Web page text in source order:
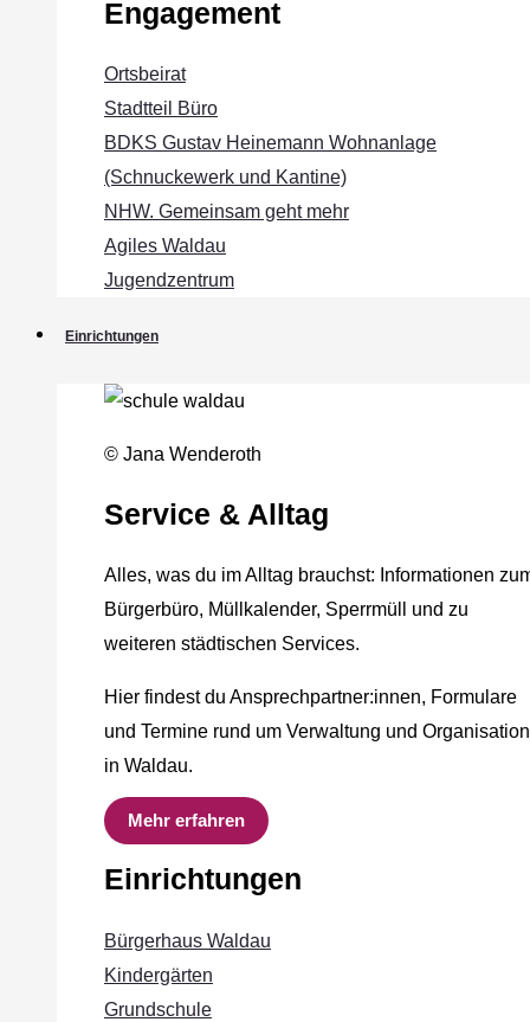
Engagement
Ortsbeirat
Stadtteil Büro
BDKS Gustav Heinemann Wohnanlage
(Schnuckewerk und Kantine)
NHW. Gemeinsam geht mehr
Agiles Waldau
Jugendzentrum
Einrichtungen
© Jana Wenderoth
Service & Alltag
Alles, was du im Alltag brauchst: Informationen
Bürgerbüro, Müllkalender, Sperrmüll und zu
weiteren städtischen Services.
Hier findest du Ansprechpartner:innen, Formulare
und Termine rund um Verwaltung und Organisation
in Waldau.
Mehr erfahren
Einrichtungen
Bürgerhaus Waldau
Kindergärten
Grundschule